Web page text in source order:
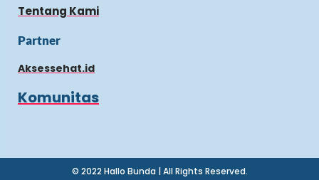
Tentang Kami
Partner
Aksessehat.id
Komunitas
© 2022 Hallo Bunda | All Rights Reserved.